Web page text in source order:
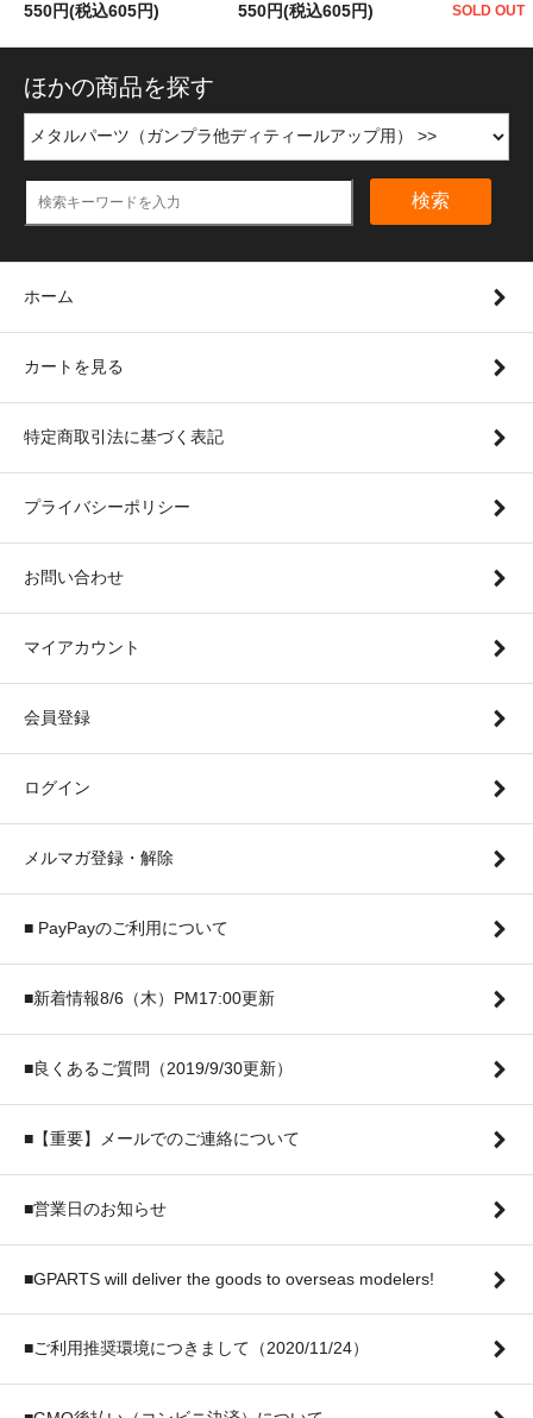
550円(税込605円) 550円(税込605円)
SOLD OUT
ほかの商品を探す
検索
ホーム
カートを見る
特定商取引法に基づく表記
プライバシーポリシー
お問い合わせ
マイアカウント
会員登録
ログイン
メルマガ登録・解除
■ PayPayのご利用について
■新着情報8/6（木）PM17:00更新
■良くあるご質問（2019/9/30更新）
■【重要】メールでのご連絡について
■営業日のお知らせ
■GPARTS will deliver the goods to overseas modelers!
■ご利用推奨環境につきまして（2020/11/24）